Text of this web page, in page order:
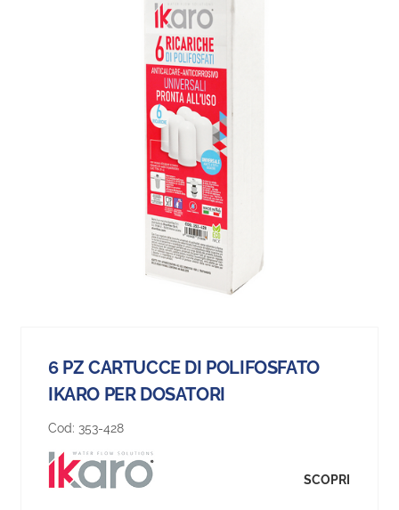
6 PZ CARTUCCE DI POLIFOSFATO
IKARO PER DOSATORI
Cod: 353-428
SCOPRI